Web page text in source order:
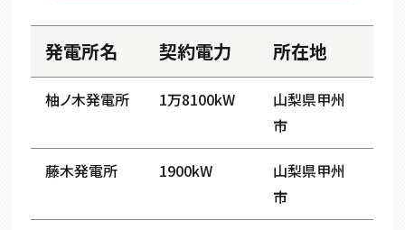
発電所名 契約電力 所在地
柚ノ木発電所 1万8100kW
山梨県甲州
市
藤木発電所 1900kW
山梨県甲州
市